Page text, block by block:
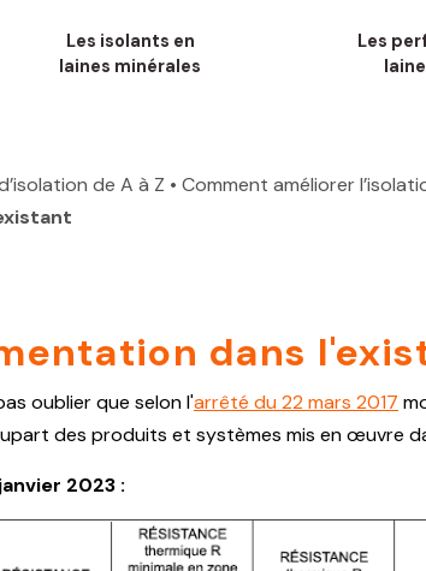
Les isolants en
laines minérales
Les
de A à Z • Comment améliorer
dans
oublier que selon l'arrêté du 22 mars 2017
des produits et systèmes mis en œuvre
janvier 2023 :